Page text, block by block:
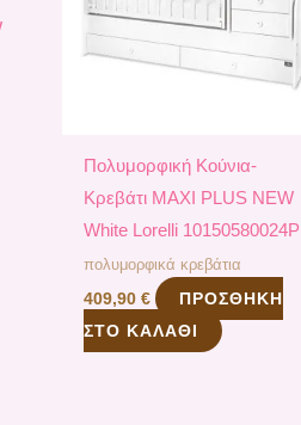
Πολυμορφική Κούνια-
Κρεβάτι MAXI PLUS NEW
White Lorelli 10150580024P
πολυμορφικά κρεβάτια
409,90€
ΠΡΟΣΘΉΚΗ
ΣΤΟ ΚΑΛΆΘΙ